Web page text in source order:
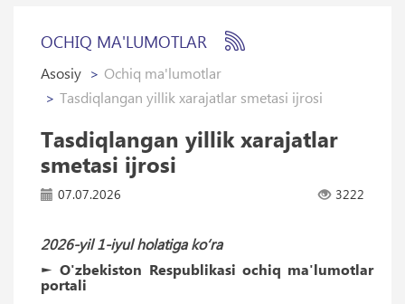
OCHIQ MA'LUMOTLAR
Asosiy
Ochiq ma'lumotlar
Tasdiqlangan yillik xarajatlar smetasi ijrosi
Tasdiqlangan yillik xarajatlar
smetasi ijrosi
07.07.2026 3222
2026-yil 1-iyul holatiga ko‘ra
► O'zbekiston Respublikasi ochiq ma'lumotlar
portali